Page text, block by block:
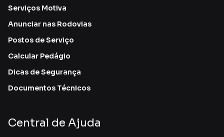
Serviços Motiva
Anunciar nas Rodovias
Postos de Serviço
Calcular Pedágio
Dicas de Segurança
Documentos Técnicos
Central de Ajuda